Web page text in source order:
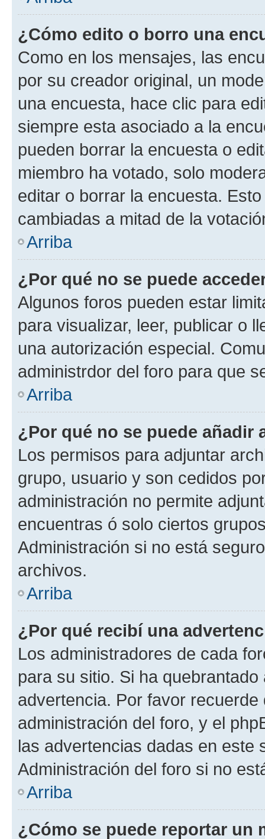
¿Cómo edito o borro una
Como en los mensajes, las
por su creador original, un
una encuesta, hace clic para
siempre esta asociado a la
pueden borrar la encuesta o
miembro ha votado, solo
editar o borrar la encuesta.
cambiadas a mitad de la
Arriba
¿Por qué no se puede
Algunos foros pueden estar
para visualizar, leer, publicar o
una autorización especial.
administrdor del foro para que
Arriba
¿Por qué no se puede añadir
Los permisos para adjuntar
grupo, usuario y son cedidos
administración no permite
encuentras ó solo ciertos
Administración si no está
archivos.
Arriba
¿Por qué recibí una
Los administradores de cada
para su sitio. Si ha
advertencia. Por favor
administración del foro, y el
las advertencias dadas en este
Administración del foro si no
Arriba
¿Cómo se puede reportar un